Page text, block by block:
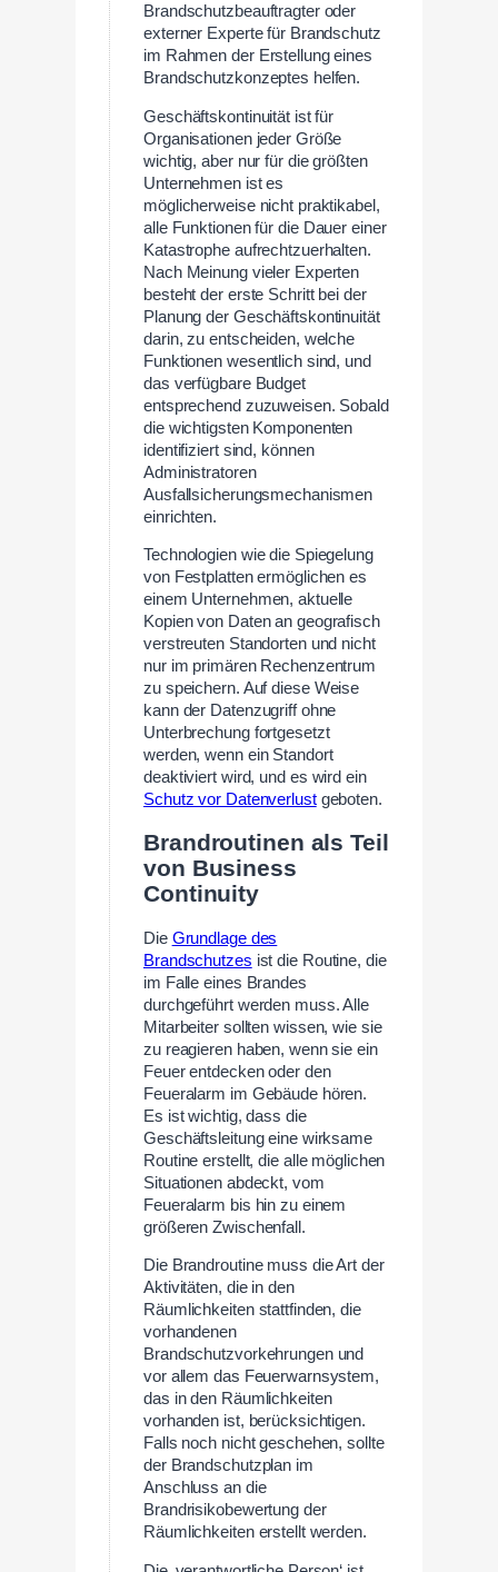
Brandschutzbeauftragter oder
externer Experte für Brandschutz
im Rahmen der Erstellung eines
Brandschutzkonzeptes helfen.
Geschäftskontinuität ist für
Organisationen jeder Größe
wichtig, aber nur für die größten
Unternehmen ist es
möglicherweise nicht praktikabel,
alle Funktionen für die Dauer einer
Katastrophe aufrechtzuerhalten.
Nach Meinung vieler Experten
besteht der erste Schritt bei der
Planung der Geschäftskontinuität
darin, zu entscheiden, welche
Funktionen wesentlich sind, und
das verfügbare Budget
entsprechend zuzuweisen. Sobald
die wichtigsten Komponenten
identifiziert sind, können
Administratoren
Ausfallsicherungsmechanismen
einrichten.
Technologien wie die Spiegelung
von Festplatten ermöglichen es
einem Unternehmen, aktuelle
Kopien von Daten an geografisch
verstreuten Standorten und nicht
nur im primären Rechenzentrum
zu speichern. Auf diese Weise
kann der Datenzugriff ohne
Unterbrechung fortgesetzt
werden, wenn ein Standort
deaktiviert wird, und es wird ein
Schutz vor Datenverlustgeboten.
Brandroutinen als Teil
von Business
Continuity
Die Grundlage des
Brandschutzes ist die Routine, die
im Falle eines Brandes
durchgeführt werden muss. Alle
Mitarbeiter sollten wissen, wie sie
zu reagieren haben, wenn sie ein
Feuer entdecken oder den
Feueralarm im Gebäude hören.
Es ist wichtig, dass die
Geschäftsleitung eine wirksame
Routine erstellt, die alle möglichen
Situationen abdeckt, vom
Feueralarm bis hin zu einem
größeren Zwischenfall.
Die Brandroutine muss die Art der
Aktivitäten, die in den
Räumlichkeiten stattfinden, die
vorhandenen
Brandschutzvorkehrungen und
vor allem das Feuerwarnsystem,
das in den Räumlichkeiten
vorhanden ist, berücksichtigen.
Falls noch nicht geschehen, sollte
der Brandschutzplan im
Anschluss an die
Brandrisikobewertung der
Räumlichkeiten erstellt werden.